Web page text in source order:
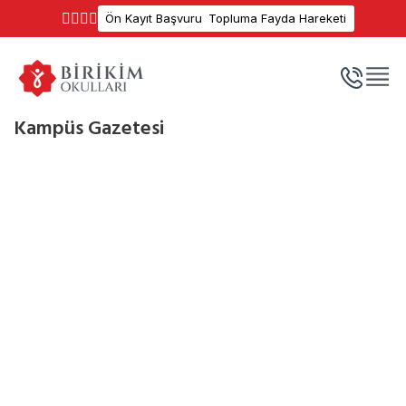
Ön Kayıt Başvuru Topluma Fayda Hareketi
Kampüs Gazetesi